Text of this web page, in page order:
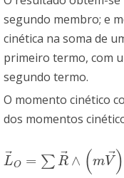
segundo membro; e
cinética na soma de
primeiro termo, com
segundo termo.
O momento cinético
dos momentos
LO = ∑ R⃗ ∧ (mV⃗
)
L→ O= ∑R→∧ (m V →)=∑R